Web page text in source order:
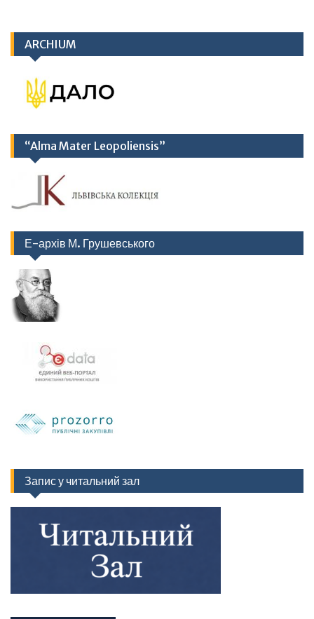
ARCHIUM
“Alma Mater Leopoliensis”
Е-архів М. Грушевського
Запис у читальний зал